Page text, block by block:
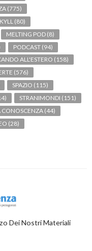
(775)
(80)
MELTING POD (8)
PODCAST (94)
ALL'ESTERO (158)
(576)
SPAZIO (115)
STRANIMONDI (151)
CONOSCENZA (44)
(28)
Dei Nostri Materiali